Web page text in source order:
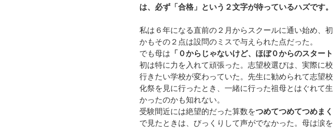
は、必ず「合格」という２文字が待っているハズです。
私は６年になる直前の２月からスクールに通い始め、
かもその２点は設問のミスで与えられた点だった。
でも母は 「０からじゃないけど、ほぼ０からのスター
初は特に力を入れて頑張った。志望校選びは、実際に
行きたい学校が変わっていた。先生に勧められて志望
化祭を見に行ったとき、一緒に行った祖母とはぐれて
かったのかも知れない。
受験間近には絶望的だった算数をつめてつめてつめま
で見たときは、びっくりして声がでなかった。母は涙